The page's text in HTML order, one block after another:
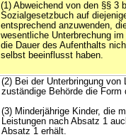
(1) Abweichend von den §§ 3
Sozialgesetzbuch auf
entsprechend anzuwenden,
wesentliche Unterbrechung
die Dauer des Aufenthalts
selbst beeinflusst haben.
(2) Bei der Unterbringung
zuständige Behörde die Form
(3) Minderjährige Kinder, die
Leistungen nach Absatz 1
Absatz 1 erhält.